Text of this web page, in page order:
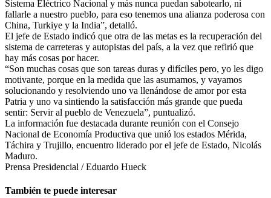
Sistema Eléctrico Nacional y más nunca puedan sabotearlo, ni
fallarle a nuestro pueblo, para eso tenemos una alianza poderosa con
China, Turkiye y la India”, detalló.
El jefe de Estado indicó que otra de las metas es la recuperación del
sistema de carreteras y autopistas del país, a la vez que refirió que
hay más cosas por hacer.
“Son muchas cosas que son tareas duras y difíciles pero, yo les digo
motivante, porque en la medida que las asumamos, y vayamos
solucionando y resolviendo uno va llenándose de amor por esta
Patria y uno va sintiendo la satisfacción más grande que pueda
sentir: Servir al pueblo de Venezuela”, puntualizó.
La información fue destacada durante reunión con el Consejo
Nacional de Economía Productiva que unió los estados Mérida,
Táchira y Trujillo, encuentro liderado por el jefe de Estado, Nicolás
Maduro.
Prensa Presidencial / Eduardo Hueck
También te puede interesar